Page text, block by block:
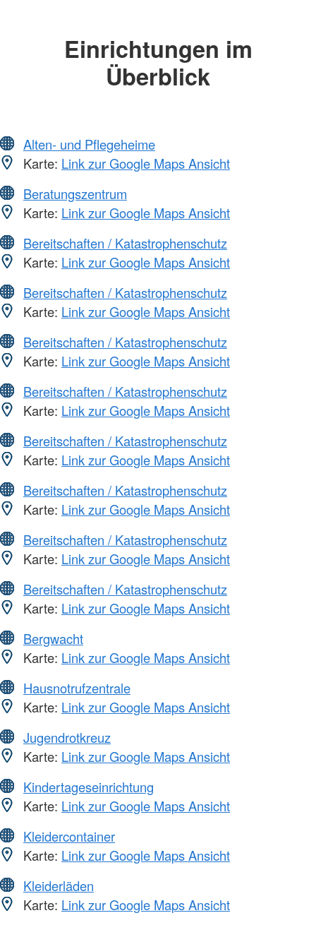
Einrichtungen im
Überblick
Alten- und Pflegeheime
Karte: Link zur Google Maps Ansicht
Beratungszentrum
Karte: Link zur Google Maps Ansicht
Bereitschaften / Katastrophenschutz
Karte: Link zur Google Maps Ansicht
Bereitschaften / Katastrophenschutz
Karte: Link zur Google Maps Ansicht
Bereitschaften / Katastrophenschutz
Karte: Link zur Google Maps Ansicht
Bereitschaften / Katastrophenschutz
Karte: Link zur Google Maps Ansicht
Bereitschaften / Katastrophenschutz
Karte: Link zur Google Maps Ansicht
Bereitschaften / Katastrophenschutz
Karte: Link zur Google Maps Ansicht
Bereitschaften / Katastrophenschutz
Karte: Link zur Google Maps Ansicht
Bereitschaften / Katastrophenschutz
Karte: Link zur Google Maps Ansicht
Bergwacht
Karte: Link zur Google Maps Ansicht
Hausnotrufzentrale
Karte: Link zur Google Maps Ansicht
Jugendrotkreuz
Karte: Link zur Google Maps Ansicht
Kindertageseinrichtung
Karte: Link zur Google Maps Ansicht
Kleidercontainer
Karte: Link zur Google Maps Ansicht
Kleiderläden
Karte: Link zur Google Maps Ansicht